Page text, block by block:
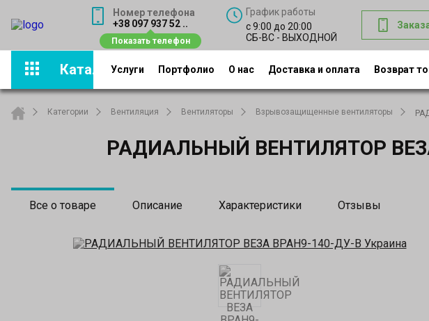
Номер телефона
+38 097 937 52 ..
График работы
с 9:00 до 20:00
СБ-ВС - ВЫХОДНОЙ
Услуги Портфолио О нас Доставка и оплата Возврат
Каталог
Категории Вентиляция Вентиляторы Взрывозащищенные вентиляторы
РАДИАЛЬНЫЙ ВЕНТИЛЯТОР
Все о товаре Описание Характеристики Отзывы